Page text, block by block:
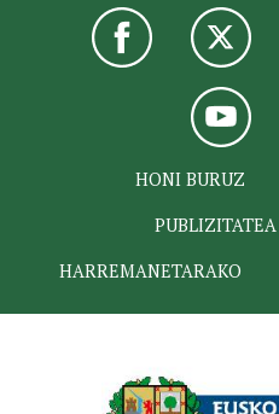
HONI BURUZ
PUBLIZITATEA
HARREMANETARAKO